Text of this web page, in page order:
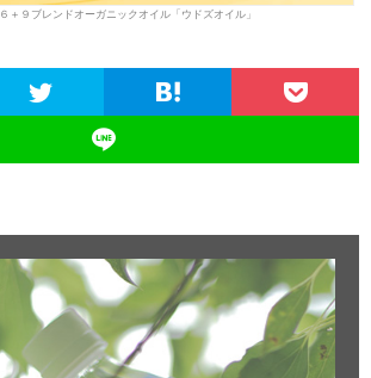
＋９ブレンドオーガニックオイル「ウドズオイル」